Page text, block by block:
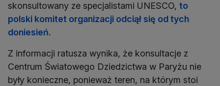
skonsultowany ze specjalistami UNESCO, to
polski komitet organizacji odciął się od tych
doniesień.
Z informacji ratusza wynika, że konsultacje z
Centrum Światowego Dziedzictwa w Paryżu nie
były konieczne, ponieważ teren, na którym stoi